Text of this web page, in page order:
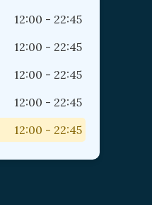
12:00 - 22:45
12:00 - 22:45
12:00 - 22:45
12:00 - 22:45
12:00 - 22:45